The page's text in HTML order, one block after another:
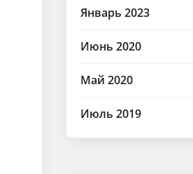
Январь 2023
Июнь 2020
Май 2020
Июль 2019